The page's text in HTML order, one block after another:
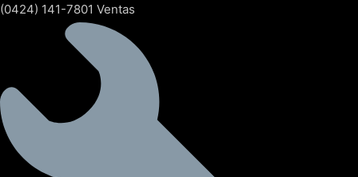
(0424) 141-7801 Ventas